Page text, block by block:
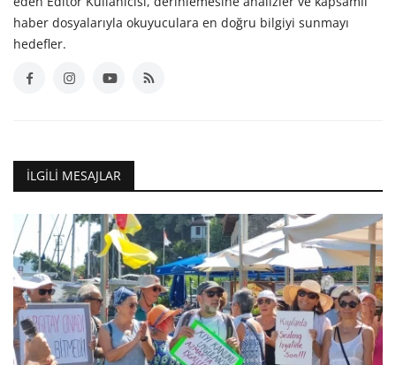
haber dosyalarıyla okuyuculara en doğru bilgiyi sunmayı
hedefler.
İLGILI MESAJLAR